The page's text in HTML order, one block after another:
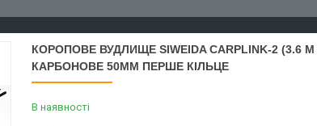
КОРОПОВЕ ВУДЛИЩЕ SIWEIDA CARPLINK-2
КАРБОНОВЕ 50ММ ПЕРШЕ КІЛЬЦЕ
В наявності